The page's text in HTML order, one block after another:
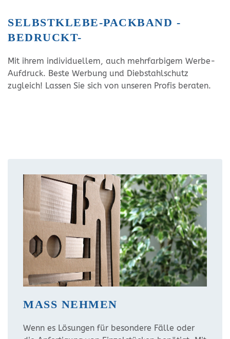
SELBSTKLEBE-PACKBAND -
BEDRUCKT-
Mit ihrem individuellem, auch mehrfarbigem Werbe-
Aufdruck. Beste Werbung und Diebstahlschutz
zugleich! Lassen Sie sich von unseren Profis beraten.
MASS NEHMEN
Wenn es Lösungen für besondere Fälle oder